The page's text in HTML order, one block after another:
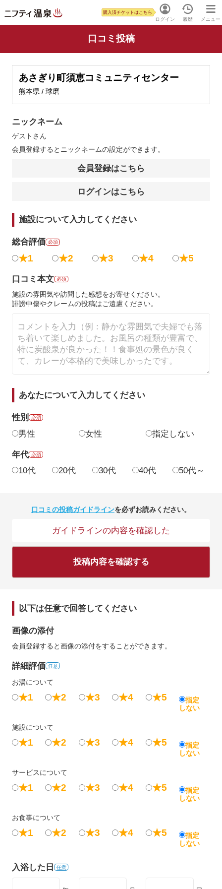
ログイン
購入済チケットはこちら
履歴 メニュー
口コミ投稿
あさぎり町須恵コミュニティセンター
熊本県 / 球磨
ニックネーム
ゲスト さん
会員登録するとニックネームの設定ができます。
会員登録はこちら
ログインはこちら
施設について入力してください
総合評価 必須
★1 ★2 ★3 ★4 ★5
口コミ本文 必須
施設の雰囲気や訪問した感想をお寄せください。
誹謗中傷やクレームの投稿はご遠慮ください。
あなたについて入力してください
性別 必須
男性 女性 指定しない
年代 必須
10代 20代 30代 40代 50代～
口コミの投稿ガイドラインを必ずお読みください。
ガイドラインの内容を確認した
投稿内容を確認する
以下は任意で回答してください
画像の添付
会員登録すると画像の添付をすることができます。
詳細評価 任意
お湯について
★1 ★2 ★3 ★4 ★5
指定
しない
施設について
★1 ★2 ★3 ★4 ★5
指定
しない
サービスについて
★1 ★2 ★3 ★4 ★5
指定
しない
お食事について
★1 ★2 ★3 ★4 ★5
指定
しない
入浴した日 任意